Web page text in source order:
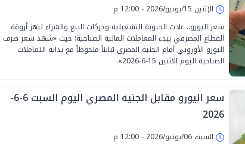
الإثنين 15/يونيو/2026 - 12:00 م
سعر اليورو.. عادت الحيوية التشغيلية وحركات البيع والشراء لتهز أروقة
القطاع المصرفي ببدء المعاملات المالية الصباحية؛ حيث «شهد سعر صرف
اليورو الأوروبي أمام الجنيه المصري تبايناً ملحوظاً مع بداية التعاملات
الصباحية اليوم الاثنين 15-6-2026».
سعر اليورو مقابل الجنيه المصري اليوم السبت 6-6-
2026
السبت 06/يونيو/2026 - 12:00 م